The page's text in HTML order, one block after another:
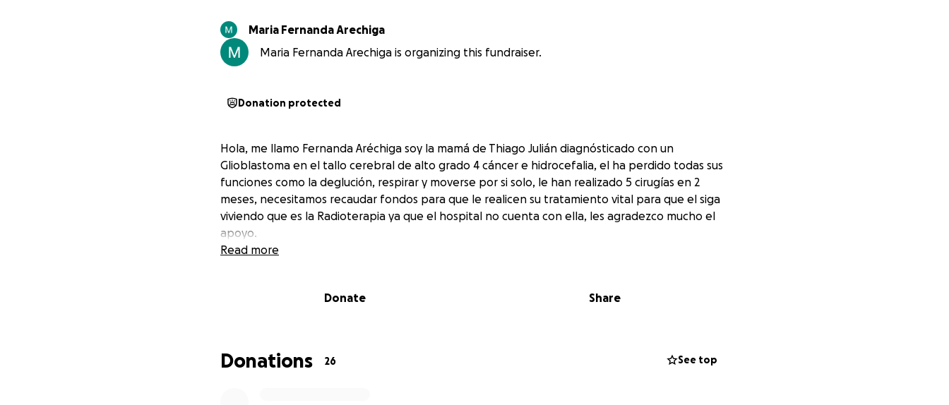
Maria Fernanda Arechiga
Maria Fernanda Arechiga is organizing this fundraiser.
Donation protected
Hola, me llamo Fernanda Aréchiga soy la mamá de Thiago Julián diagnósticado con un
Glioblastoma en el tallo cerebral de alto grado 4 cáncer e hidrocefalia, el ha perdido todas sus
funciones como la deglución, respirar y moverse por si solo, le han realizado 5 cirugías en 2
meses, necesitamos recaudar fondos para que le realicen su tratamiento vital para que el siga
viviendo que es la Radioterapia ya que el hospital no cuenta con ella, les agradezco mucho el
apoyo.
Read more
Donate Share
Donations 26 See top